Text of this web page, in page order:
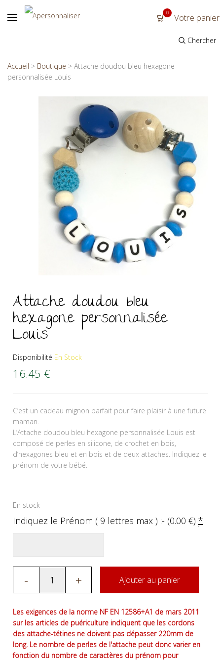
0 Votre panier
Chercher
Accueil > Boutique > Attache doudou bleu hexagone
personnalisée Louis
Attache doudou bleu
hexagone personnalisée
Louis
Disponibilité En Stock
16.45 €
C’est un cadeau mignon parfait pour faire plaisir à une future
maman.
L’Attache doudou bleu hexagone personnalisée Louis est
composé de perles en silicone, de crochet en bois,
d’hexagones bleu et en bois et de deux attaches. Indiquez le
prénom de votre bébé.
En stock
Indiquez le Prénom ( 9 lettres max ) :- (0.00€)*
- + Ajouter au panier
Les exigences de la norme NF EN 12586+A1 de mars 2011
sur les articles de puériculture indiquent que les cordons
des attache-tétines ne doivent pas dépasser 220mm de
long. Le nombre de perles de l'attache peut donc varier en
fonction du nombre de caractères du prénom pour